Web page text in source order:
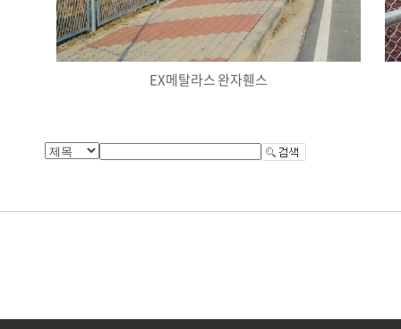
EX메탈라스 완자휀스